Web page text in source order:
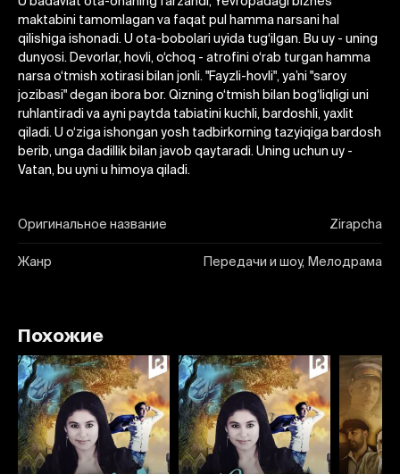
maktabini tamomlagan va faqat pul hamma narsani hal
qilishiga ishonadi. U ota-bobolari uyida tug‘ilgan. Bu uy - uning
dunyosi. Devorlar, hovli, o‘choq - atrofini o‘rab turgan hamma
narsa o‘tmish xotirasi bilan jonli. "Fayzli-hovli", ya’ni "saroy
jozibasi" degan ibora bor. Qizning o‘tmish bilan bog‘liqligi uni
ruhlantiradi va ayni paytda tabiatini kuchli, bardoshli, yaxlit
qiladi. U o‘ziga ishongan yosh tadbirkorning tazyiqiga bardosh
berib, unga dadillik bilan javob qaytaradi. Uning uchun uy -
Vatan, bu uyni u himoya qiladi.
Оригинальное название Zirapcha
Жанр Передачи и шоу, Мелодрама
Похожие